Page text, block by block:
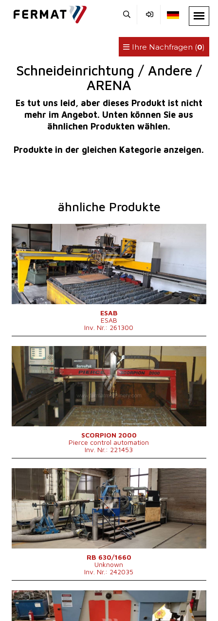
Ihre Nachfragen (0)
Schneideinrichtung / Andere /
ARENA
Es tut uns leid, aber dieses Produkt ist nicht
mehr im Angebot. Unten können Sie aus
ähnlichen Produkten wählen.
Produkte in der gleichen Kategorie anzeigen.
ähnliche Produkte
Baujahr:
2002
Max. Werkstücklänge
8000 mm
Max. Blechdicke
30 mm
Max. Werkstückbreite2000 mm
Kontrollsystem
nein
ESAB
ESAB
Inv. Nr.: 261300
Baujahr:
2004
Max. Werkstücklänge
3000 mm
Max. Werkstückbreite
1500 mm
Max. Dicke des Schneidmaterials15 mm
Art des Schneid
Plasma
Kontrollsystem
nein
SCORPION 2000
Pierce control automation
Inv. Nr.: 221453
2024
Max. Werkstücklänge
1660 mm
Max. Werkstückbreite
630 mm
Max. Dicke des Schneidmaterials 20 mm
Art des Schneid
Plasma
Maschinengewicht
7000 kg
Maschinenabmessungen L x B x H6000x4000x3000 mm
Kontrollsystem
nein
RB 630/1660
Unknown
Inv. Nr.: 242035
Baujahr:
2023
Max. Werkstücklänge
Max. Werkstückbreite
mm